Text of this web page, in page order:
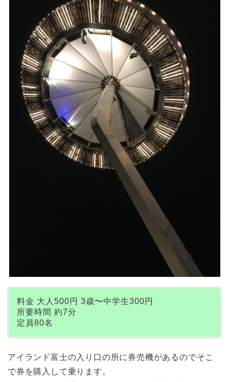
料金 大人500円 3歳〜中学生300円
所要時間 約7分
定員80名
アイランド富士の入り口の所に券売機があるのでそこ
で券を購入して乗ります。